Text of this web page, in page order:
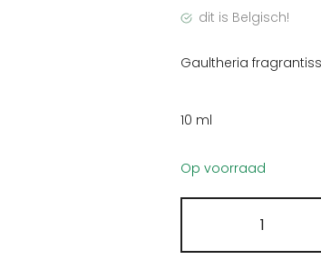
dit is Belgisch!
Gaultheria
10 ml
Op voorraad
Bergthee